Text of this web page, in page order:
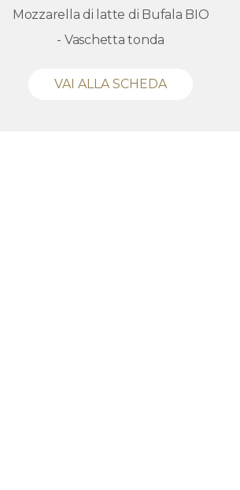
Mozzarella di latte di Bufala BIO
- Vaschetta tonda
VAI ALLA SCHEDA